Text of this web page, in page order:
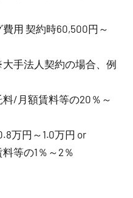
契約時60,500円～
法人契約の場合、例
/月額賃料等の20％～
円～1.0万円 or
等の1％～2％